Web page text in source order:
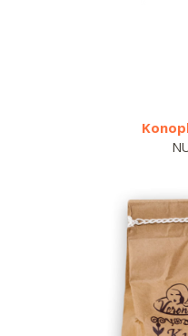
Konopljino brašno